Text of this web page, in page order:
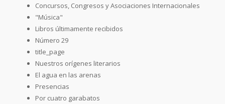
Concursos, Congresos y Asociaciones Internacionales
"Música"
Libros últimamente recibidos
Número 29
title_page
Nuestros orígenes literarios
El agua en las arenas
Presencias
Por cuatro garabatos